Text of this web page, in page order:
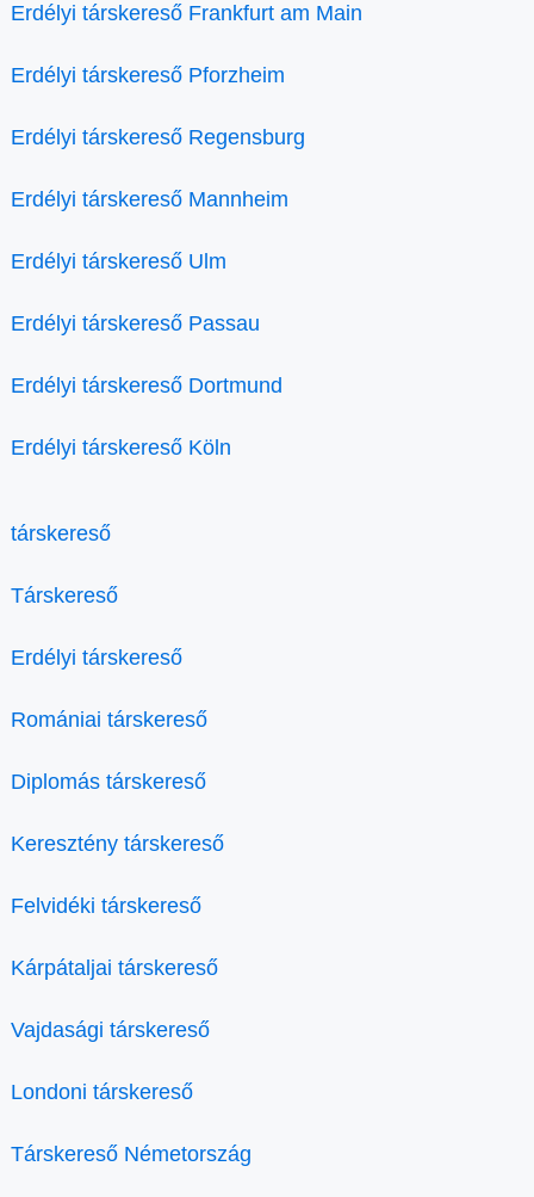
Erdélyi társkereső Frankfurt am Main
Erdélyi társkereső Pforzheim
Erdélyi társkereső Regensburg
Erdélyi társkereső Mannheim
Erdélyi társkereső Ulm
Erdélyi társkereső Passau
Erdélyi társkereső Dortmund
Erdélyi társkereső Köln
társkereső
Társkereső
Erdélyi társkereső
Romániai társkereső
Diplomás társkereső
Keresztény társkereső
Felvidéki társkereső
Kárpátaljai társkereső
Vajdasági társkereső
Londoni társkereső
Társkereső Németország